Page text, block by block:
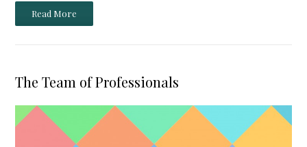
Read More
The Team of Professionals